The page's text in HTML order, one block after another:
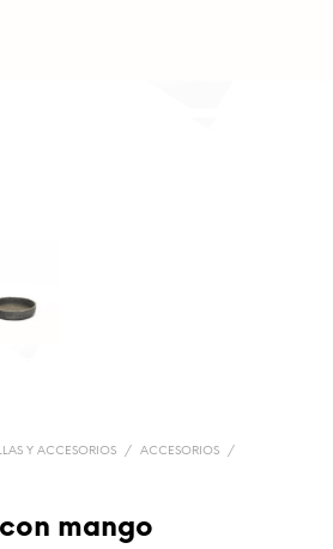
Y ACCESORIOS / ACCESORIOS
/
mango